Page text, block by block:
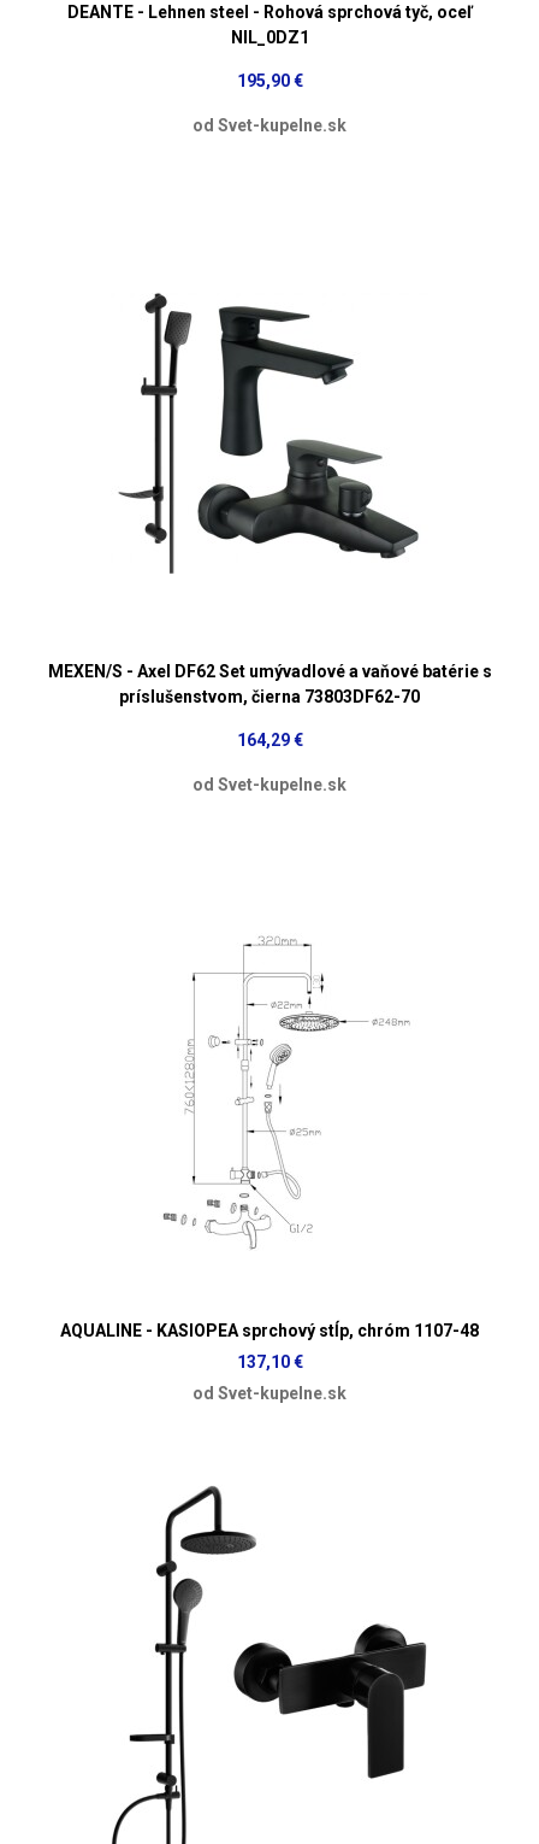
DEANTE - Lehnen steel - Rohová sprchová tyč, oceľ
NIL_0DZ1
195,90 €
od Svet-kupelne.sk
MEXEN/S - Axel DF62 Set umývadlové a vaňové batérie s
príslušenstvom, čierna 73803DF62-70
164,29 €
od Svet-kupelne.sk
AQUALINE - KASIOPEA sprchový stĺp, chróm 1107-48
137,10 €
od Svet-kupelne.sk